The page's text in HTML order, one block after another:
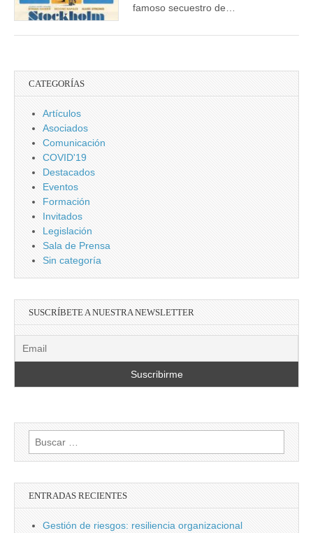
famoso secuestro de…
CATEGORÍAS
Artículos
Asociados
Comunicación
COVID'19
Destacados
Eventos
Formación
Invitados
Legislación
Sala de Prensa
Sin categoría
SUSCRÍBETE A NUESTRA NEWSLETTER
Buscar:
ENTRADAS RECIENTES
Gestión de riesgos: resiliencia organizacional